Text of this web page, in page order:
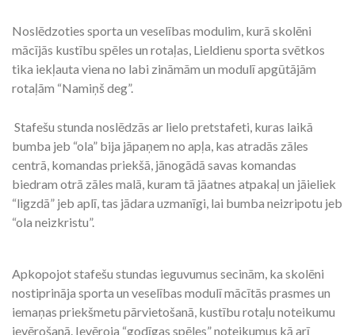
Noslēdzoties sporta un veselības modulim, kurā skolēni
mācījās kustību spēles un rotaļas, Lieldienu sporta svētkos
tika iekļauta viena no labi zināmām un modulī apgūtājām
rotaļām “Namiņš deg”.
Stafešu stunda noslēdzās ar lielo pretstafeti, kuras laikā
bumba jeb “ola” bija jāpaņem no apļa, kas atradās zāles
centrā, komandas priekšā, jānogādā savas komandas
biedram otrā zāles malā, kuram tā jāatnes atpakaļ un jāieliek
“ligzdā” jeb aplī, tas jādara uzmanīgi, lai bumba neizripotu jeb
“ola neizkristu”.
Apkopojot stafešu stundas ieguvumus secinām, ka skolēni
nostiprināja sporta un veselības modulī mācītās prasmes un
iemaņas priekšmetu pārvietošanā, kustību rotaļu noteikumu
ievērošanā. Ievēroja “godīgas spēles” noteikumus kā arī